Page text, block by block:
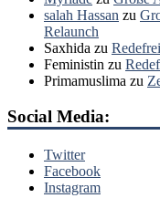
salah Hassan zu
Relaunch
Saxhida zu
Feministin zu
Primamuslima zu
Social Media:
Twitter
Facebook
Instagram